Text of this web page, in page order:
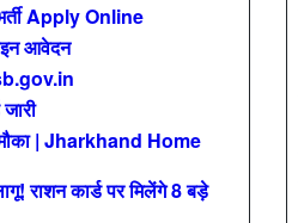
Apply Online
आवेदन
| Jharkhand Home
राशन कार्ड पर मिलेंगे 8 बड़े